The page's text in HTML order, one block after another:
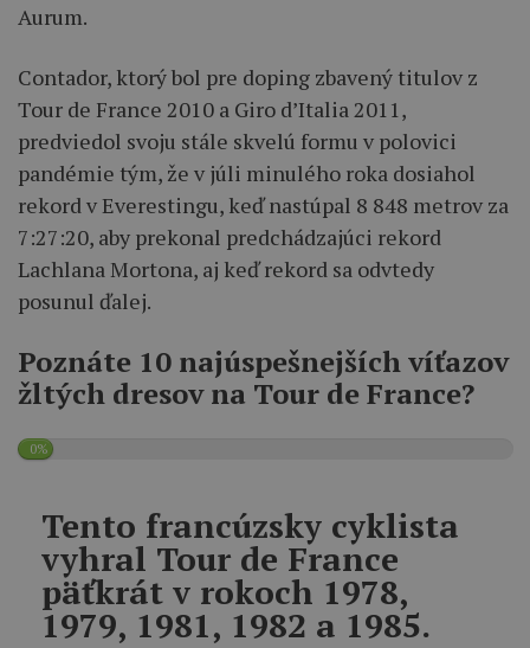
Aurum.
Contador, ktorý bol pre doping zbavený titulov z
Tour de France 2010 a Giro d’Italia 2011,
predviedol svoju stále skvelú formu v polovici
pandémie tým, že v júli minulého roka dosiahol
rekord v Everestingu, keď nastúpal 8 848 metrov za
7:27:20, aby prekonal predchádzajúci rekord
Lachlana Mortona, aj keď rekord sa odvtedy
posunul ďalej.
Poznáte 10 najúspešnejších víťazov
žltých dresov na Tour de France?
0%
Tento francúzsky cyklista
vyhral Tour de France
päťkrát v rokoch 1978,
1979, 1981, 1982 a 1985.